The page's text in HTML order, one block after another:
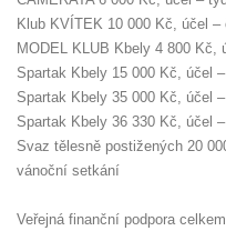
Klub KVÍTEK 10 000 Kč, účel
MODEL KLUB Kbely 4 800 Kč,
Spartak Kbely 15 000 Kč, účel
Spartak Kbely 35 000 Kč, účel
Spartak Kbely 36 330 Kč, účel
Svaz tělesně postižených 20
vánoční setkání
Veřejná finanční podpora